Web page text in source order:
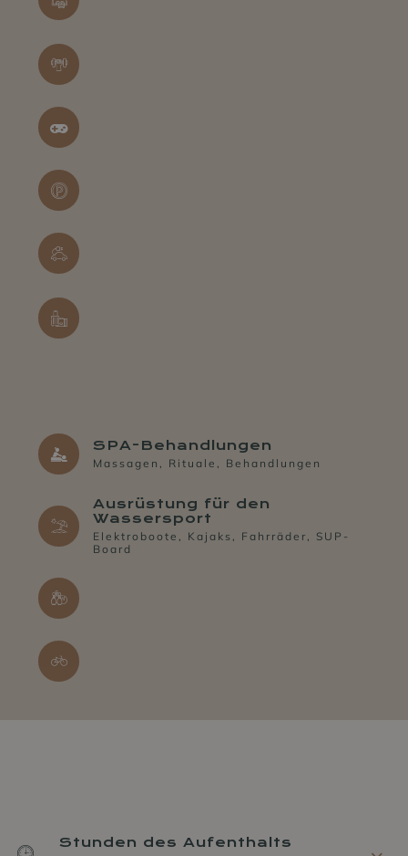
SPA-Behandlungen
Massagen, Rituale, Behandlungen
Ausrüstung für den
Wassersport
Elektroboote, Kajaks, Fahrräder, SUP-
Board
Stunden des Aufenthalts